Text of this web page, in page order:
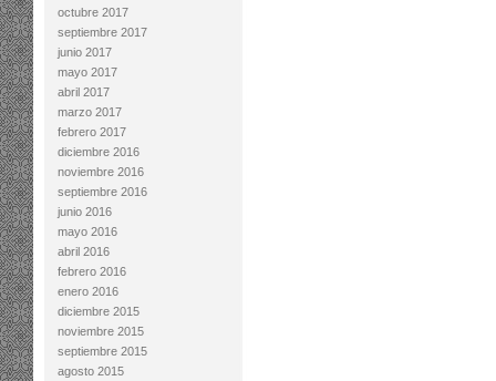
octubre 2017
septiembre 2017
junio 2017
mayo 2017
abril 2017
marzo 2017
febrero 2017
diciembre 2016
noviembre 2016
septiembre 2016
junio 2016
mayo 2016
abril 2016
febrero 2016
enero 2016
diciembre 2015
noviembre 2015
septiembre 2015
agosto 2015